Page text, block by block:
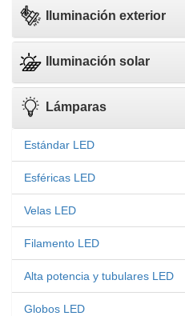
Iluminación exterior
Iluminación solar
Lámparas
Estándar LED
Esféricas LED
Velas LED
Filamento LED
Alta potencia y tubulares LED
Globos LED